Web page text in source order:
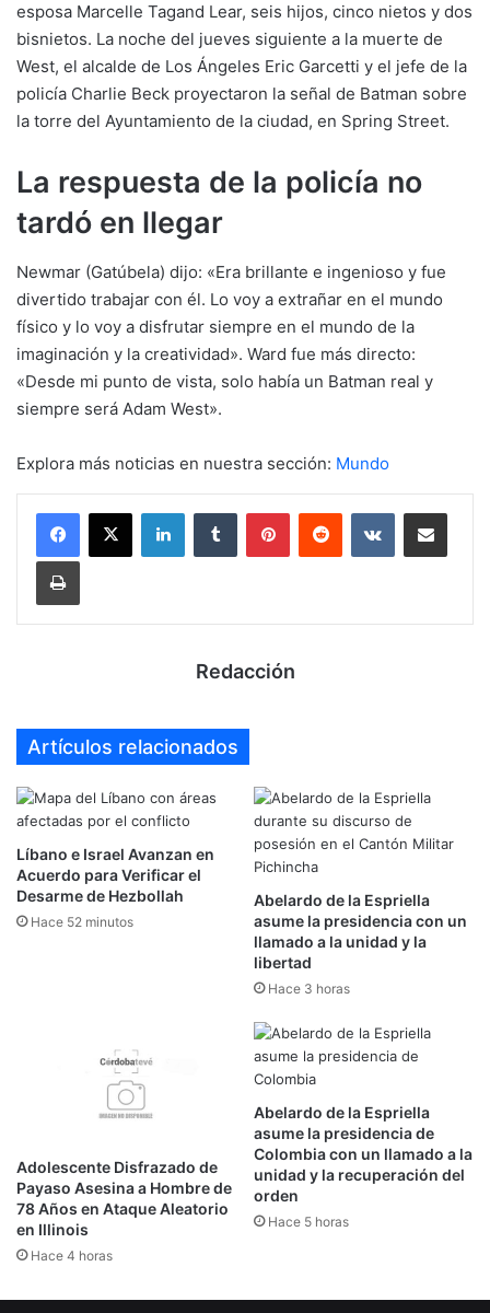
esposa Marcelle Tagand Lear, seis hijos, cinco nietos y dos
bisnietos. La noche del jueves siguiente a la muerte de
West, el alcalde de Los Ángeles Eric Garcetti y el jefe de la
policía Charlie Beck proyectaron la señal de Batman sobre
la torre del Ayuntamiento de la ciudad, en Spring Street.
La respuesta de la policía no
tardó en llegar
Newmar (Gatúbela) dijo: «Era brillante e ingenioso y fue
divertido trabajar con él. Lo voy a extrañar en el mundo
físico y lo voy a disfrutar siempre en el mundo de la
imaginación y la creatividad». Ward fue más directo:
«Desde mi punto de vista, solo había un Batman real y
siempre será Adam West».
Explora más noticias en nuestra sección: Mundo
LinkedInTumblr PinterestReddit VKontakteCompartir por mail
Imprimir
Redacción
Artículos relacionados
Líbano e Israel Avanzan en
Acuerdo para Verificar el
Desarme de Hezbollah
Hace 52 minutos
Abelardo de la Espriella
asume la presidencia con un
llamado a la unidad y la
libertad
Hace 3 horas
Adolescente Disfrazado de
Payaso Asesina a Hombre de
78 Años en Ataque Aleatorio
en Illinois
Hace 4 horas
Abelardo de la Espriella
asume la presidencia de
Colombia con un llamado a la
unidad y la recuperación del
orden
Hace 5 horas